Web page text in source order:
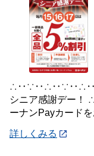
シニア感謝デ
ーナンPayカード
詳しくみる